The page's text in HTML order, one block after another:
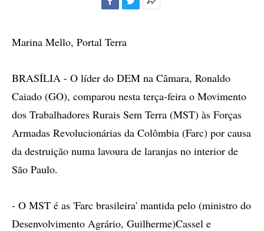
Marina Mello, Portal Terra
BRASÍLIA - O líder do DEM na Câmara, Ronaldo
Caiado (GO), comparou nesta terça-feira o Movimento
dos Trabalhadores Rurais Sem Terra (MST) às Forças
Armadas Revolucionárias da Colômbia (Farc) por causa
da destruição numa lavoura de laranjas no interior de
São Paulo.
- O MST é as 'Farc brasileira' mantida pelo (ministro do
Desenvolvimento Agrário, Guilherme)Cassel e